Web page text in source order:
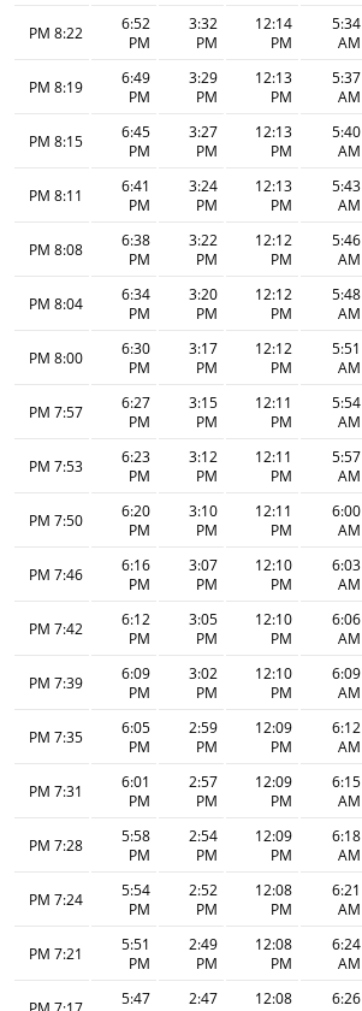
5:34
AM
12:14
PM
3:32
PM
6:52
PM
8:22 PM
5:37
AM
12:13
PM
3:29
PM
6:49
PM
8:19 PM
5:40
AM
12:13
PM
3:27
PM
6:45
PM
8:15 PM
5:43
AM
12:13
PM
3:24
PM
6:41
PM
8:11 PM
5:46
AM
12:12
PM
3:22
PM
6:38
PM
8:08 PM
5:48
AM
12:12
PM
3:20
PM
6:34
PM
8:04 PM
5:51
AM
12:12
PM
3:17
PM
6:30
PM
8:00 PM
5:54
AM
12:11
PM
3:15
PM
6:27
PM
7:57 PM
5:57
AM
12:11
PM
3:12
PM
6:23
PM
7:53 PM
6:00
AM
12:11
PM
3:10
PM
6:20
PM
7:50 PM
6:03
AM
12:10
PM
3:07
PM
6:16
PM
7:46 PM
6:06
AM
12:10
PM
3:05
PM
6:12
PM
7:42 PM
6:09
AM
12:10
PM
3:02
PM
6:09
PM
7:39 PM
6:12
AM
12:09
PM
2:59
PM
6:05
PM
7:35 PM
6:15
AM
12:09
PM
2:57
PM
6:01
PM
7:31 PM
6:18
AM
12:09
PM
2:54
PM
5:58
PM
7:28 PM
6:21
AM
12:08
PM
2:52
PM
5:54
PM
7:24 PM
6:24
AM
12:08
PM
2:49
PM
5:51
PM
7:21 PM
6:26
12:08
2:47
5:47